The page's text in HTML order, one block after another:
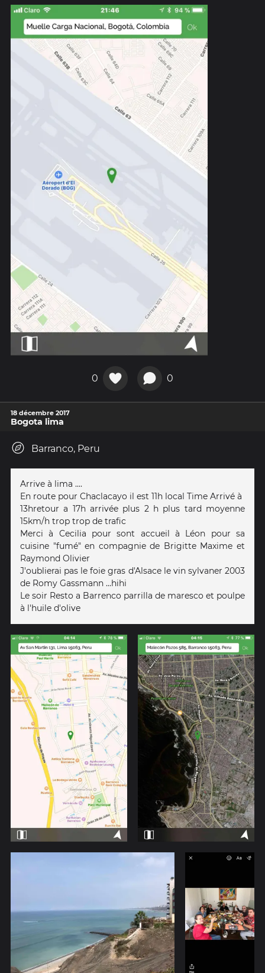
0 0
18 décembre 2017
Bogota lima
Barranco, Peru
Arrive à lima ....
En route pour Chaclacayo il est 11h local Time Arrivé à
13hretour a 17h arrivée plus 2 h plus tard moyenne
15km/h trop trop de trafic
Merci à Cecilia pour sont accueil à Léon pour sa
cuisine "fumé" en compagnie de Brigitte Maxime et
Raymond Olivier
J'oublierai pas le foie gras d'Alsace le vin sylvaner 2003
de Romy Gassmann ...hihi
Le soir Resto a Barrenco parrilla de maresco et poulpe
à l'huile d'olive